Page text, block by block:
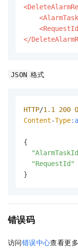
</
JSON 格式
HTTP/1.1 200
Content-Type
{
"RequestId"
}
错误码
访问错误中心查看更